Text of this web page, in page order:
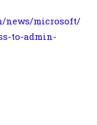
news/microsoft/
to-admin-